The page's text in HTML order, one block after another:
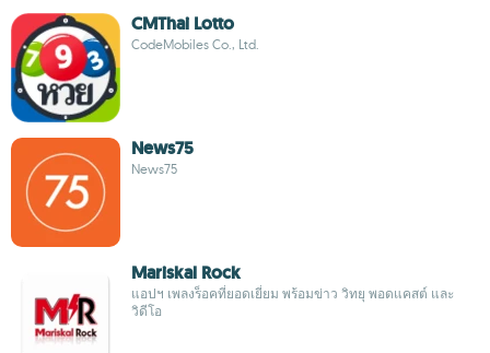
CMThai Lotto
CodeMobiles Co., Ltd.
News75
News75
Mariskal Rock
แอปฯ เพลงร็อคที่ยอดเยี่ยม พร้อมข่าว วิทยุ พอดแคสต์ และ
วิดีโอ